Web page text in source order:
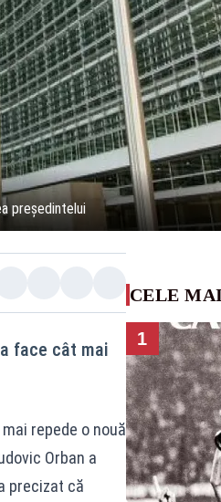
preşedintelui
face cât mai
repede o nouă
Orban a
precizat că
CELE
1